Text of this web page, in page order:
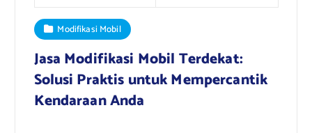
Modifikasi Mobil
Jasa Modifikasi Mobil Terdekat:
Solusi Praktis untuk Mempercantik
Kendaraan Anda